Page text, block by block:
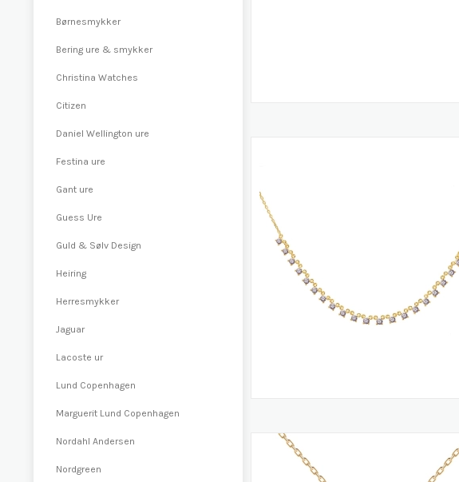
Børnesmykker
Bering ure & smykker
Christina Watches
Citizen
Daniel Wellington ure
Festina ure
Gant ure
Guess Ure
Guld & Sølv Design
Heiring
Herresmykker
Jaguar
Lacoste ur
Lund Copenhagen
Marguerit Lund Copenhagen
Nordahl Andersen
Nordgreen